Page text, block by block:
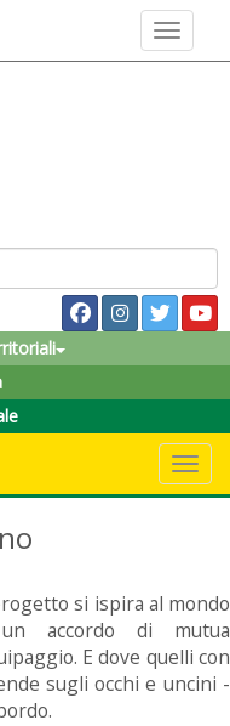
Toggle
si ispira al mondo
accordo di mutua
E dove quelli con
sugli occhi e uncini -